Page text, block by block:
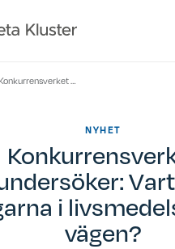
Konkurrensverket undersöker: Vart tar pengarna i livsmedelskedjan vägen?
NYHET
i
vägen?